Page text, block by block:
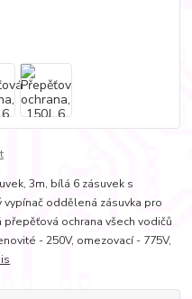
3m, bílá 6 zásuvek s
oddělená zásuvka pro
ochrana všech vodičů
- 250V, omezovací - 775V,